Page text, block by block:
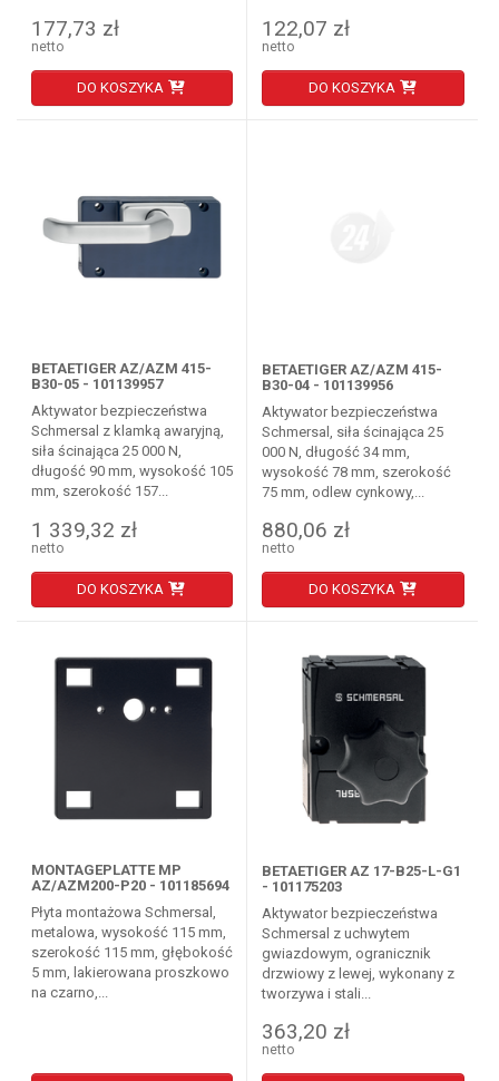
177,73 zł
netto
DO KOSZYKA
122,07 zł
netto
DO KOSZYKA
BETAETIGER AZ/AZM 415-
B30-05 - 101139957
Aktywator bezpieczeństwa
Schmersal z klamką awaryjną,
siła ścinająca 25 000 N,
długość 90 mm, wysokość 105
mm, szerokość 157...
1 339,32 zł
netto
DO KOSZYKA
BETAETIGER AZ/AZM 415-
B30-04 - 101139956
Aktywator bezpieczeństwa
Schmersal, siła ścinająca 25
000 N, długość 34 mm,
wysokość 78 mm, szerokość
75 mm, odlew cynkowy,...
880,06 zł
netto
DO KOSZYKA
MONTAGEPLATTE MP
AZ/AZM200-P20 - 101185694
Płyta montażowa Schmersal,
metalowa, wysokość 115 mm,
szerokość 115 mm, głębokość
5 mm, lakierowana proszkowo
na czarno,...
BETAETIGER AZ 17-B25-L-G1
- 101175203
Aktywator bezpieczeństwa
Schmersal z uchwytem
gwiazdowym, ogranicznik
drzwiowy z lewej, wykonany z
tworzywa i stali...
363,20 zł
netto